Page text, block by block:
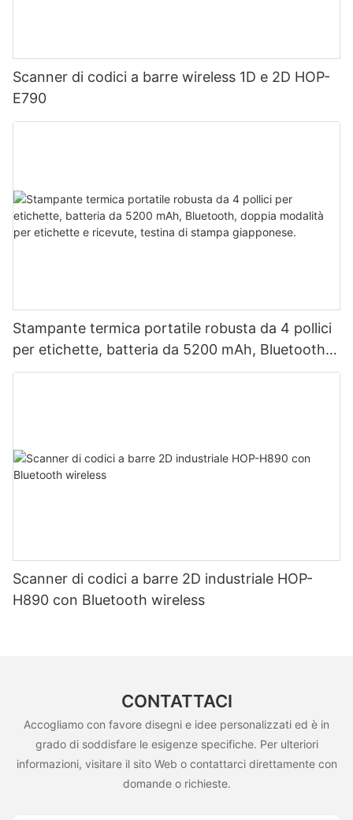
Scanner di codici a barre wireless 1D e 2D HOP-
E790
Stampante termica portatile robusta da 4 pollici
per etichette, batteria da 5200 mAh, Bluetooth,
doppia modalità per etichette e ricevute, testina
Scanner di codici a barre 2D industriale HOP-
H890 con Bluetooth wireless
CONTATTACI
Accogliamo con favore disegni e idee personalizzati ed è in
grado di soddisfare le esigenze specifiche. Per ulteriori
informazioni, visitare il sito Web o contattarci direttamente con
domande o richieste.